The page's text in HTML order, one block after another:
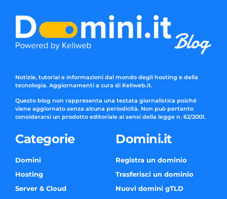
Notizie, tutorial e informazioni dal mondo degli hosting e della
tecnologia. Aggiornamenti a cura di Keliweb.it.
Questo blog non rappresenta una testata giornalistica poiché
viene aggiornato senza alcuna periodicità. Non può pertanto
considerarsi un prodotto editoriale ai sensi della legge n. 62/2001.
Categorie
Domini
Hosting
Server & Cloud
Domini.it
Registra un dominio
Trasferisci un dominio
Nuovi domini gTLD